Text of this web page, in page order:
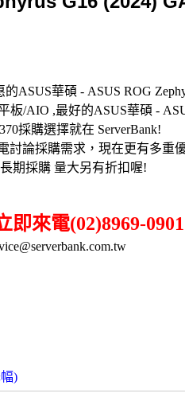
ASUS華碩 - ASUS ROG
板/AIO ,最好的ASUS華碩 -
採購選擇就在 ServerBank!
討論採購需求，現在更有多重
期採購 量大另有折扣喔!
即來電(02)8969-0901
)